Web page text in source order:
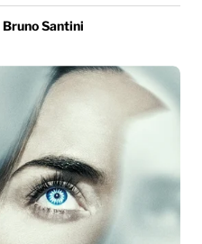
Bruno Santini